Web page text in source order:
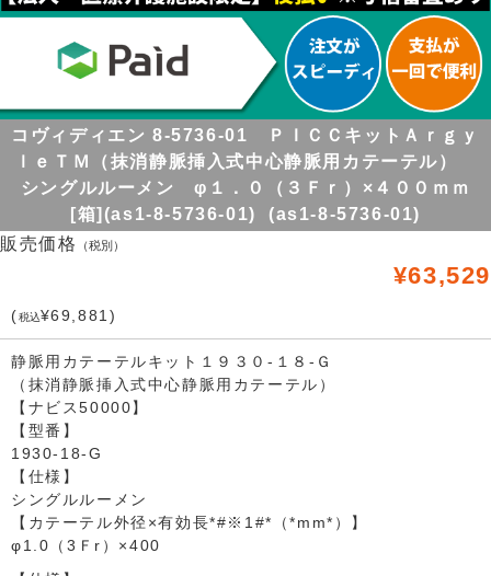
コヴィディエン 8-5736-01 ＰＩＣＣキットＡｒｇｙ
ｌｅＴＭ（抹消静脈挿入式中心静脈用カテーテル）
シングルルーメン φ１．０（３Ｆｒ）×４００ｍｍ
[箱](as1-8-5736-01) (as1-8-5736-01)
販売価格
（税別）
¥63,529
(税込¥69,881)
静脈用カテーテルキット１９３０-１８-Ｇ
（抹消静脈挿入式中心静脈用カテーテル）
【ナビス50000】
【型番】
1930-18-G
【仕様】
シングルルーメン
【カテーテル外径×有効長*#※1#*（*mm*）】
φ1.0（3Ｆr）×400